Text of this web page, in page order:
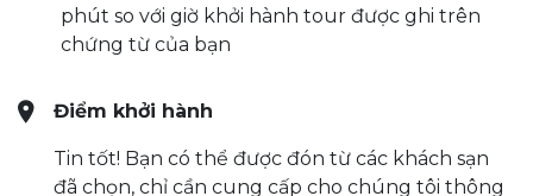
phút so với giờ khởi hành tour được ghi trên
chứng từ của bạn
Điểm khởi hành
Tin tốt! Bạn có thể được đón từ các khách sạn
đã chọn, chỉ cần cung cấp cho chúng tôi thông